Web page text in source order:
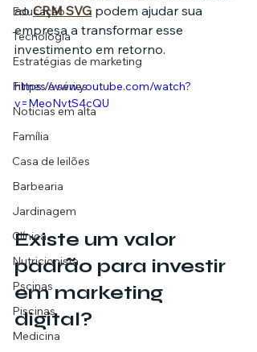
Educação
Tecnologia
Estratégias de marketing
Filmes e séries
Noticias em alta
Família
Casa de leilões
Barbearia
Jardinagem
Clínica
Nutricionista
Pscinas
Piscinas
Medicina
ao CRM SVG podem ajudar sua
empresa a transformar esse
investimento em retorno.
https://www.youtube.com/watch?
v=MeoNvtS4cQU
Existe um valor
padrão para investir
em marketing
digital?